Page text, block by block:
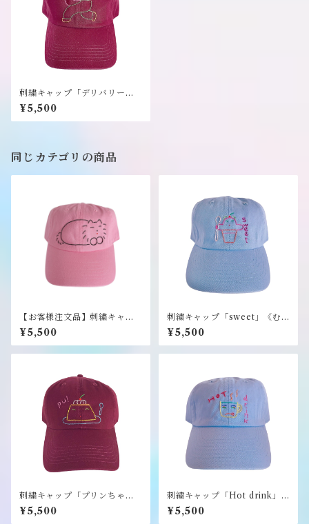
刺繍キャップ「デリバリー」
《むくり》
¥5,500
同じカテゴリの商品
【お客様注文品】刺繍キャッ
プ「丸い手のねこ」《むく
り》
¥5,500
刺繍キャップ「sweet」《む
くり》
¥5,500
刺繍キャップ「プリンちゃ
ん」《むくり》
¥5,500
刺繍キャップ「Hot drink」
《むくり》
¥5,500